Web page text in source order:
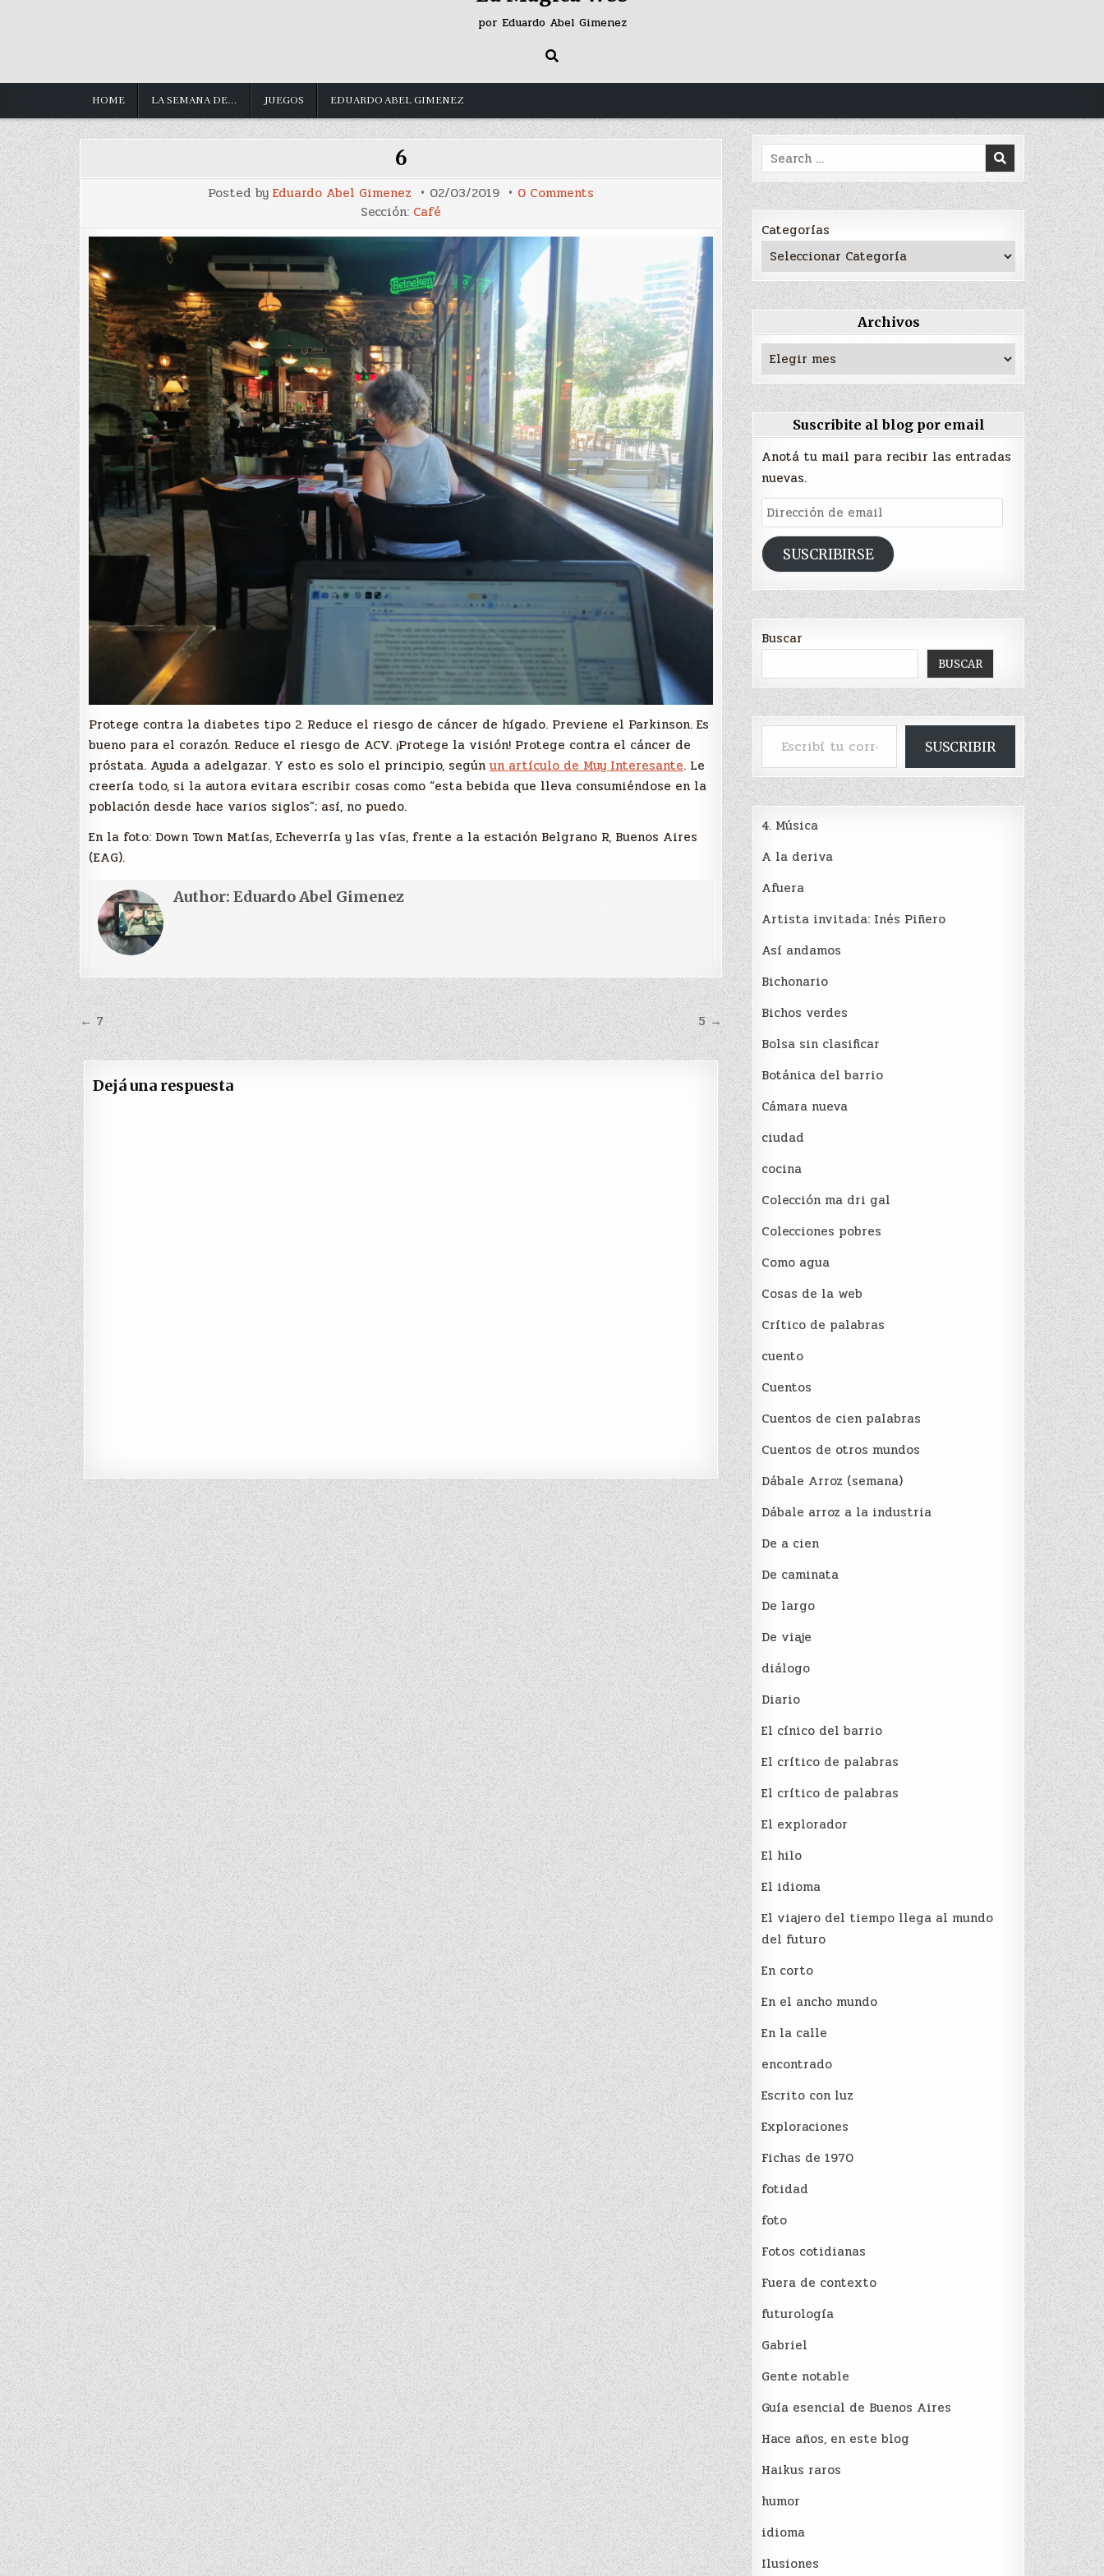
por Eduardo Abel Gimenez
HOME LA SEMANA DE… JUEGOS EDUARDO ABEL GIMENEZ
6
Posted by Eduardo Abel Gimenez 02/03/2019 0 Comments
Sección: Café
Protege contra la diabetes tipo 2. Reduce el riesgo de cáncer de hígado. Previene el Parkinson. Es
bueno para el corazón. Reduce el riesgo de ACV. ¡Protege la visión! Protege contra el cáncer de
próstata. Ayuda a adelgazar. Y esto es solo el principio, según un artículo de Muy Interesante. Le
creería todo, si la autora evitara escribir cosas como “esta bebida que lleva consumiéndose en la
población desde hace varios siglos”; así, no puedo.
En la foto: Down Town Matías, Echeverría y las vías, frente a la estación Belgrano R, Buenos Aires
(EAG).
Author: Eduardo Abel Gimenez
Navegación
de
entradas
5 →
← 7
Dejá una respuesta
Search
for:
Categorías
Archivos
Archivos
Suscribite al blog por email
Anotá tu mail para recibir las entradas
nuevas.
Dirección
de
emailSUSCRIBIRSE
Buscar
BUSCAR
Escribí tu correo electrónico…
SUSCRIBIR
4. Música
A la deriva
Afuera
Artista invitada: Inés Piñero
Así andamos
Bichonario
Bichos verdes
Bolsa sin clasificar
Botánica del barrio
Cámara nueva
ciudad
cocina
Colección ma dri gal
Colecciones pobres
Como agua
Cosas de la web
Crítico de palabras
cuento
Cuentos
Cuentos de cien palabras
Cuentos de otros mundos
Dábale Arroz (semana)
Dábale arroz a la industria
De a cien
De caminata
De largo
De viaje
diálogo
Diario
El cínico del barrio
El crí­tico de palabras
El crí­tico de palabras
El explorador
El hilo
El idioma
El viajero del tiempo llega al mundo
del futuro
En corto
En el ancho mundo
En la calle
encontrado
Escrito con luz
Exploraciones
Fichas de 1970
fotidad
foto
Fotos cotidianas
Fuera de contexto
futurología
Gabriel
Gente notable
Guía esencial de Buenos Aires
Hace años, en este blog
Haikus raros
humor
idioma
Ilusiones